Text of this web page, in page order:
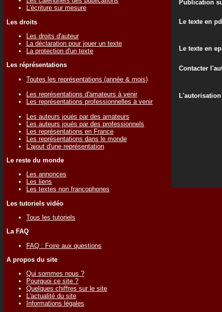
L'écriture sur mesure
Les droits
Les droits d'auteur
La déclaration pour jouer un texte
La protection d'un texte
Les réprésentations
Toutes les représentations (année & mois)
Les représentations d'amateurs à venir
Les représentations professionnelles à venir
Les auteurs joués par des amateurs
Les auteurs joués par des professionnels
Les représentations en France
Les représentations dans le monde
L'ajout d'une représentation
Le reste du monde
Les annonces
Les liens
Les textes non francophones
Les tutoriels vidéo
Tous les tutoriels
La FAQ
FAQ : Foire aux questions
A propos du site
Qui sommes nous ?
Pourquoi ce site ?
Quelques chiffres sur le site
L'actualité du site
Informations légales
Publication
Le texte en
Le texte en
Contacter
L'autorisation